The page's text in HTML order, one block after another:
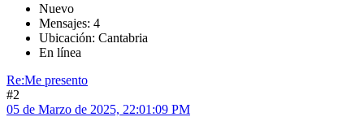
Nuevo
Mensajes: 4
Ubicación: Cantabria
En línea
Re:Me presento
#2
05 de Marzo de 2025, 22:01:09 PM